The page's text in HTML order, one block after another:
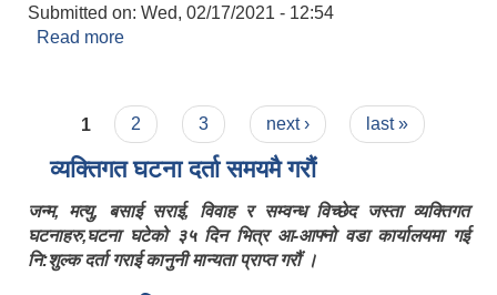
Submitted on: Wed, 02/17/2021 - 12:54
Read more
Pages
1 2 3 next › last »
व्यक्तिगत घटना दर्ता समयमै गरौं
जन्म, मत्यु, बसाई सराई, विवाह र सम्वन्ध विच्छेद जस्ता व्यक्तिगत
घटनाहरु,घटना घटेको ३५ दिन भित्र आ-आफ्नो वडा कार्यालयमा गई
नि:शुल्क दर्ता गराई कानुनी मान्यता प्राप्त गरौं ।